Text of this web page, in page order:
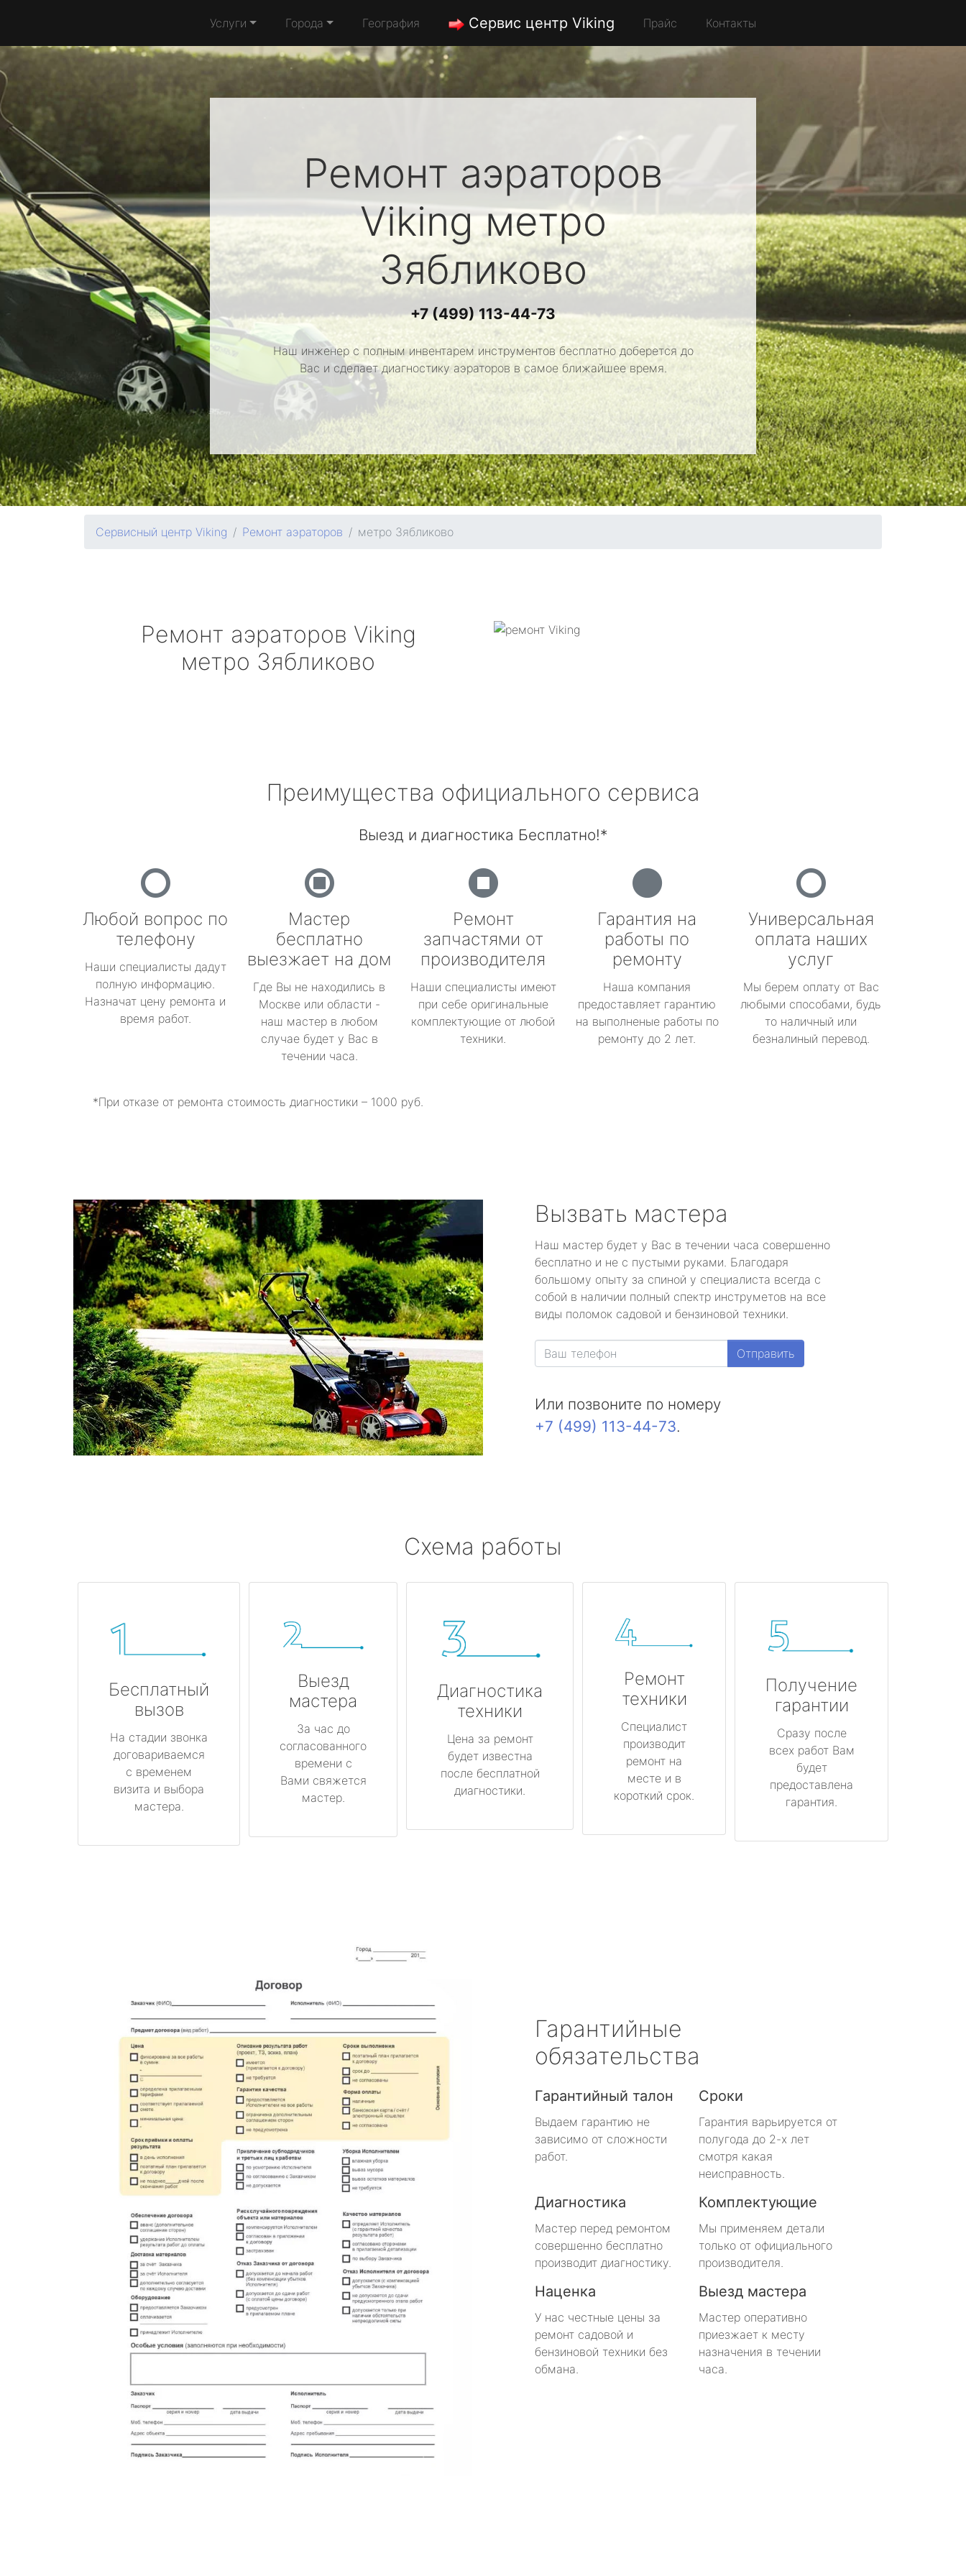
Услуги Города География Сервис центр Viking Прайс Контакты
Ремонт аэраторов
Vikingметро
Зябликово
+7 (499) 113-44-73
Наш инженер с полным инвентарем инструментов бесплатно доберется до
Вас и сделает диагностику аэраторов в самое ближайшее время.
Сервисный центр Viking Ремонт аэраторов метро Зябликово
Ремонт аэраторов Viking
метро Зябликово
Преимущества официального сервиса
Выезд и диагностика Бесплатно!*
Любой вопрос по
телефону
Наши специалисты дадут
полную информацию.
Назначат цену ремонта и
время работ.
Мастер
бесплатно
выезжает на дом
Где Вы не находились в
Москве или области -
наш мастер в любом
случае будет у Вас в
течении часа.
Ремонт
запчастями от
производителя
Наши специалисты имеют
при себе оригинальные
комплектующие от любой
техники.
Гарантия на
работы по
ремонту
Наша компания
предоставляет гарантию
на выполненые работы по
ремонту до 2 лет.
Универсальная
оплата наших
услуг
Мы берем оплату от Вас
любыми способами, будь
то наличный или
безналиный перевод.
*При отказе от ремонта стоимость диагностики – 1000 руб.
Вызвать мастера
Наш мастер будет у Вас в течении часа совершенно
бесплатно и не с пустыми руками. Благодаря
большому опыту за спиной у специалиста всегда с
собой в наличии полный спектр инструметов на все
виды поломок садовой и бензиновой техники.
Отправить
Или позвоните по номеру
+7 (499) 113-44-73.
Схема работы
Бесплатный
вызов
На стадии звонка
договариваемся
с временем
визита и выбора
мастера.
Выезд
мастера
За час до
согласованного
времени с
Вами свяжется
мастер.
Диагностика
техники
Цена за ремонт
будет известна
после бесплатной
диагностики.
Ремонт
техники
Специалист
производит
ремонт на
месте и в
короткий срок.
Получение
гарантии
Сразу после
всех работ Вам
будет
предоставлена
гарантия.
Гарантийные
обязательства
Гарантийный талон
Выдаем гарантию не
зависимо от сложности
работ.
Сроки
Гарантия варьируется от
полугода до 2-х лет
смотря какая
неисправность.
Диагностика
Мастер перед ремонтом
совершенно бесплатно
производит диагностику.
Комплектующие
Мы применяем детали
только от официального
производителя.
Наценка
У нас честные цены за
ремонт садовой и
бензиновой техники без
обмана.
Выезд мастера
Мастер оперативно
приезжает к месту
назначения в течении
часа.